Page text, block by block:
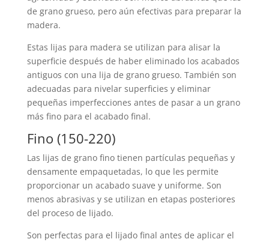
de grano grueso, pero aún efectivas para preparar la
madera.
Estas lijas para madera se utilizan para alisar la
superficie después de haber eliminado los acabados
antiguos con una lija de grano grueso. También son
adecuadas para nivelar superficies y eliminar
pequeñas imperfecciones antes de pasar a un grano
más fino para el acabado final.
Fino (150-220)
Las lijas de grano fino tienen partículas pequeñas y
densamente empaquetadas, lo que les permite
proporcionar un acabado suave y uniforme. Son
menos abrasivas y se utilizan en etapas posteriores
del proceso de lijado.
Son perfectas para el lijado final antes de aplicar el